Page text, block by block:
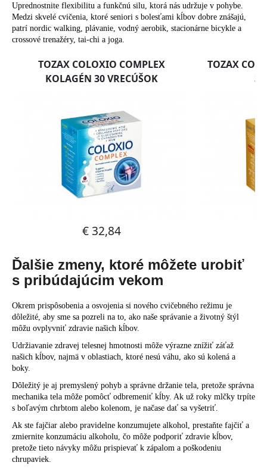
Uprednostnite flexibilitu a funkčnú silu, ktorá nás udržuje v pohybe.
Medzi skvelé cvičenia, ktoré seniori s bolesťami kĺbov dobre znášajú,
patrí nordic walking, plávanie, vodný aerobik, stacionárne bicykle a
crossové trenažéry, tai-chi a joga.
Ďalšie zmeny, ktoré môžete urobiť
s pribúdajúcim vekom
Okrem prispôsobenia a osvojenia si nového cvičebného režimu je
dôležité, aby sme sa pozreli na to, ako naše správanie a životný štýl
môžu ovplyvniť zdravie našich kĺbov.
Udržiavanie zdravej telesnej hmotnosti môže výrazne znížiť záťaž
našich kĺbov, najmä v oblastiach, ktoré nesú váhu, ako sú kolená a
boky.
Dôležitý je aj premyslený pohyb a správne držanie tela, pretože správna
mechanika tela môže pomôcť odbremeniť kĺby. Ak už roky mlčky trpíte
s boľavým chrbtom alebo kolenom, je načase dať sa vyšetriť.
Ak ste fajčiar alebo pravidelne konzumujete alkohol, prestaňte fajčiť a
zmiernite konzumáciu alkoholu, čo môže podporiť zdravie kĺbov,
pretože tieto návyky môžu prispievať k zápalom a poškodeniu
chrupaviek.